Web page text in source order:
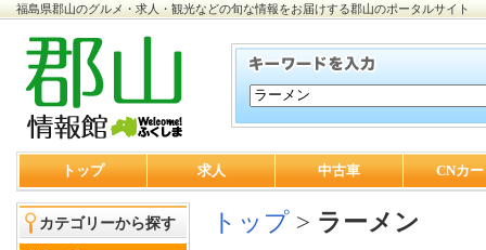
福島県郡山のグルメ・求人・観光などの旬な情報をお届けする郡山のポータルサイト
トップ 求人 中古車 CNカ
カテゴリーから探す トップ > ラーメン